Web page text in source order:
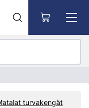
turvakengät